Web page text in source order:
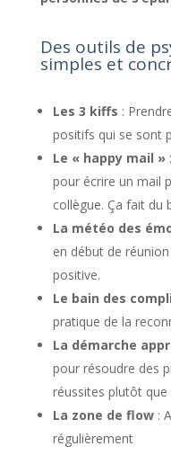
Des outils de
simples et
Les 3 kiffs :
positifs qui se sont
Le « happy mail »
pour écrire un mail
collègue. Ça fait du
La météo des
en début de
positive.
Le bain des
pratique de la
La démarche
pour résoudre des
réussites plutôt que
La zone de flow:
régulièrement